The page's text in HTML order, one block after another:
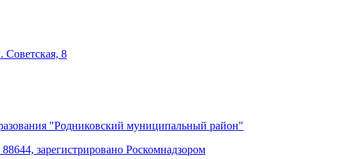
Советская, 8
"Родниковский муниципальный район"
зарегистрировано Роскомнадзором